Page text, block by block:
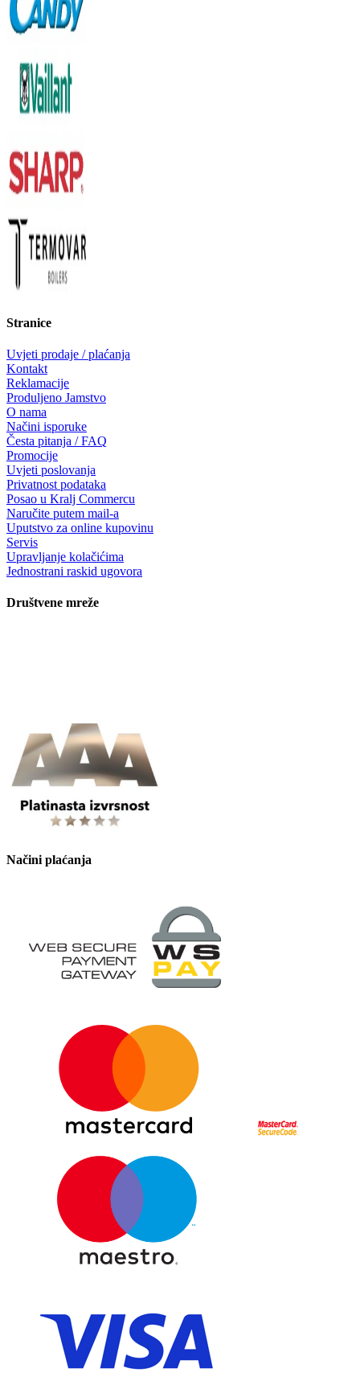
Stranice
Uvjeti prodaje / plaćanja
Kontakt
Reklamacije
Produljeno Jamstvo
O nama
Načini isporuke
Česta pitanja / FAQ
Promocije
Uvjeti poslovanja
Privatnost podataka
Posao u Kralj Commercu
Naručite putem mail-a
Uputstvo za online kupovinu
Servis
Upravljanje kolačićima
Jednostrani raskid ugovora
Društvene mreže
Načini plaćanja